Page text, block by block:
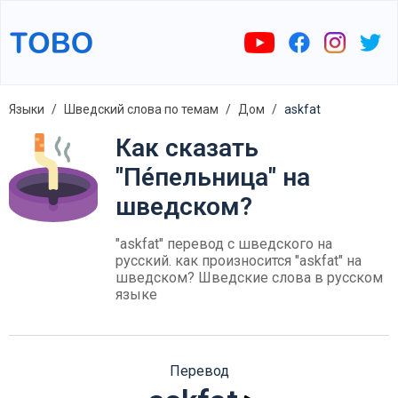
Языки Шведский слова по темам Дом askfat
Как сказать
"Пе́пельница" на
шведском?
"askfat" перевод с шведского на
русский. как произносится "askfat" на
шведском? Шведские слова в русском
языке
Перевод